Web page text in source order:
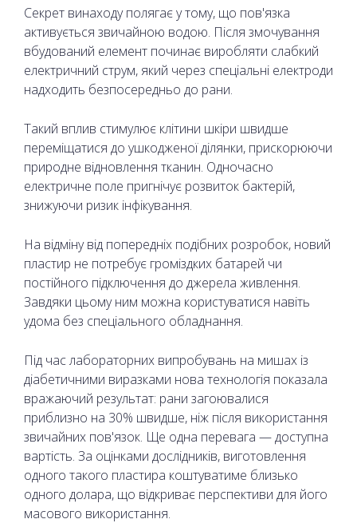
Секрет винаходу полягає у тому, що пов'язка
активується звичайною водою. Після змочування
вбудований елемент починає виробляти слабкий
електричний струм, який через спеціальні електроди
надходить безпосередньо до рани.
Такий вплив стимулює клітини шкіри швидше
переміщатися до ушкодженої ділянки, прискорюючи
природне відновлення тканин. Одночасно
електричне поле пригнічує розвиток бактерій,
знижуючи ризик інфікування.
На відміну від попередніх подібних розробок, новий
пластир не потребує громіздких батарей чи
постійного підключення до джерела живлення.
Завдяки цьому ним можна користуватися навіть
удома без спеціального обладнання.
Під час лабораторних випробувань на мишах із
діабетичними виразками нова технологія показала
вражаючий результат: рани загоювалися
приблизно на 30% швидше, ніж після використання
звичайних пов'язок. Ще одна перевага — доступна
вартість. За оцінками дослідників, виготовлення
одного такого пластира коштуватиме близько
одного долара, що відкриває перспективи для його
масового використання.